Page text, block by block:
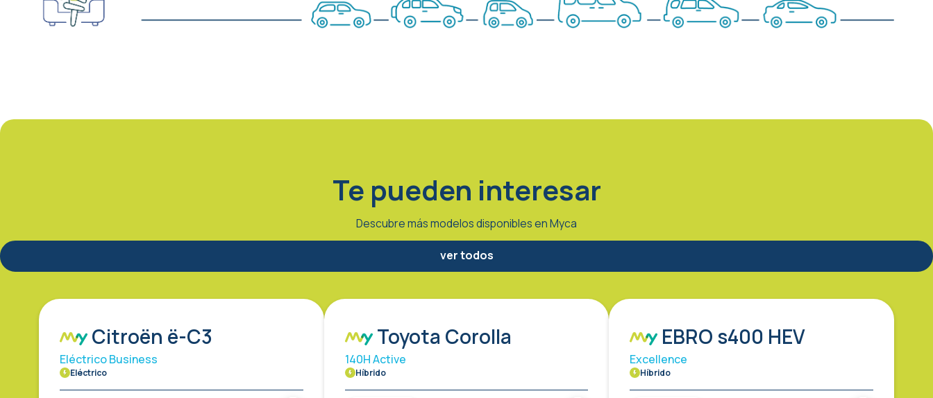
Te pueden interesar
Descubre más modelos disponibles en Myca
ver todos
Citroën ë-C3
Eléctrico Business
Eléctrico
Toyota Corolla
140H Active
Híbrido
EBRO s400 HEV
Excellence
Híbrido